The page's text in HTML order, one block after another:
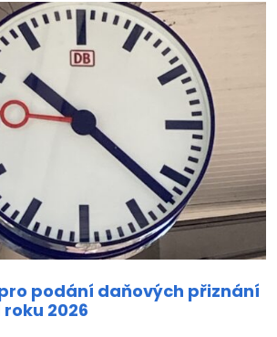
podání daňových přiznání
2026